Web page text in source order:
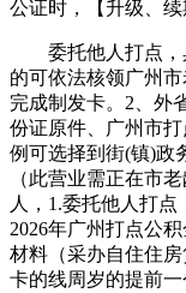
公证时，【升级、
委托他人打点，
的可依法核领广州
完成制发卡。2、外
份证原件、广州市
例可选择到街(镇)政
（此营业需正在市
人，1.委托他人打点
2026年广州打点公
材料（采办自住住
卡的线周岁的提前